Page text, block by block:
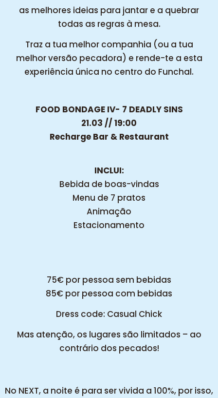
as melhores ideias para jantar e a quebrar
todas as regras à mesa.
Traz a tua melhor companhia (ou a tua
melhor versão pecadora) e rende-te a esta
experiência única no centro do Funchal.
FOOD BONDAGE IV- 7 DEADLY SINS
21.03 // 19:00
Recharge Bar & Restaurant
INCLUI:
Bebida de boas-vindas
Menu de 7 pratos
Animação
Estacionamento
75€ por pessoa sem bebidas
85€ por pessoa com bebidas
Dress code: Casual Chick
Mas atenção, os lugares são limitados – ao
contrário dos pecados!
No NEXT, a noite é para ser vivida a 100%, por isso,